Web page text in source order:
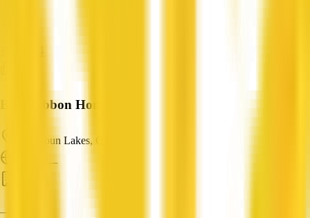
Blue Ribbon Homes
Coalstoun Lakes, QLD
ABN: —
—